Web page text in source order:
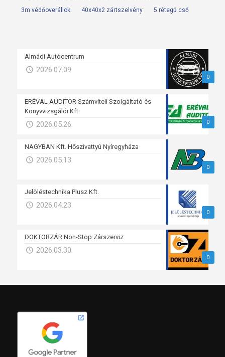
3m védőoverállok 40x40x2 zártszelvény 5 rétegű cső
0
Almádi Autócentrum
2026.07.09.
0
ERÉVAL AUDITOR Számviteli Szolgáltató és
Könyvvizsgálói Kft.
2026.05.26.
0
NAGYBAN Kft. Hőszivattyú Nyíregyháza
2026.05.13.
0
Jelöléstechnika Plusz Kft.
2026.04.23.
0
DOKTORZÁR Non-Stop Zárszerviz
2026.03.30.